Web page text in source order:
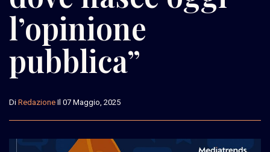
l’opinione
pubblica”
Di Redazione Il 07 Maggio, 2025